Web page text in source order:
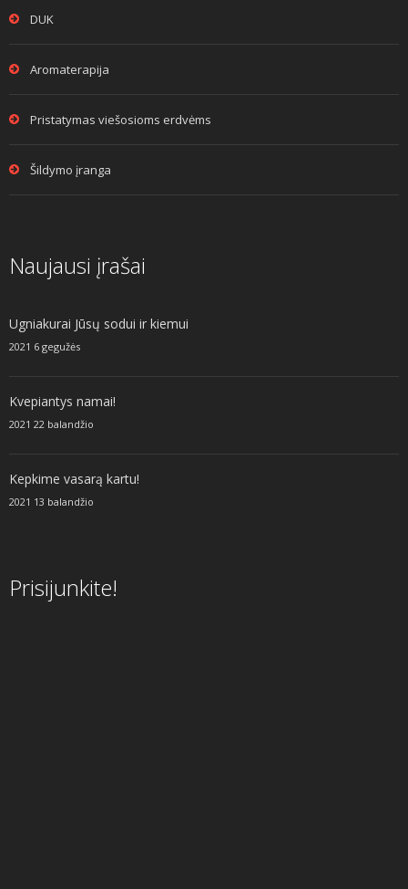
DUK
Aromaterapija
Pristatymas viešosioms erdvėms
Šildymo įranga
Naujausi įrašai
Ugniakurai Jūsų sodui ir kiemui
2021 6 gegužės
Kvepiantys namai!
2021 22 balandžio
Kepkime vasarą kartu!
2021 13 balandžio
Prisijunkite!